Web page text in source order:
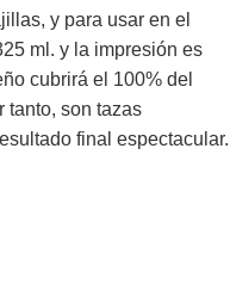
y para usar en el
ml. y la impresión es
cubrirá el 100% del
tanto, son tazas
final espectacular.